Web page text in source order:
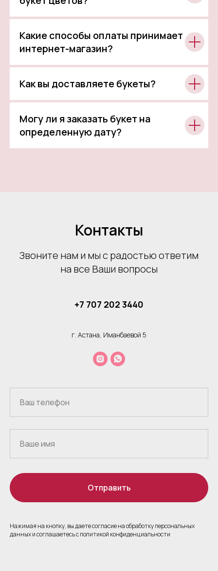
Какие способы оплаты принимает
интернет-магазин?
Как вы доставляете букеты?
Могу ли я заказать букет на
определенную дату?
Контакты
Звоните нам и мы с радостью ответим
на все Ваши вопросы
+7 707 202 3440
г. Астана, Иманбаевой 5
Отправить
Нажимая на кнопку, вы даете согласие на обработку персональных
данных и соглашаетесь c политикой конфиденциальности